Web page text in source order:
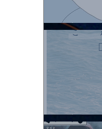
2026.08.07 |【観覧】マ
2026.08.08 |【観覧】
City Lights × 17歳とベ